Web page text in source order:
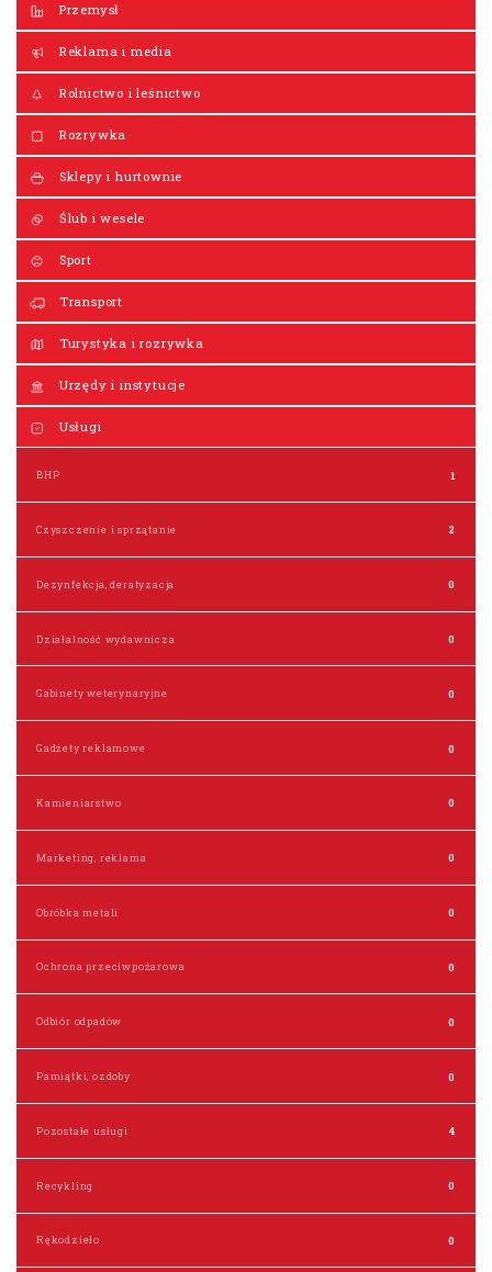
Przemysł
Reklama i media
Rolnictwo i leśnictwo
Rozrywka
Sklepy i hurtownie
Ślub i wesele
Sport
Transport
Turystyka i rozrywka
Urzędy i instytucje
Usługi
BHP 1
Czyszczenie i sprzątanie 2
Dezynfekcja, deratyzacja 0
Działalność wydawnicza 0
Gabinety weterynaryjne 0
Gadżety reklamowe 0
Kamieniarstwo 0
Marketing, reklama 0
Obróbka metali 0
Ochrona przeciwpożarowa 0
Odbiór odpadów 0
Pamiątki, ozdoby 0
Pozostałe usługi 4
Recykling 0
Rękodzieło 0